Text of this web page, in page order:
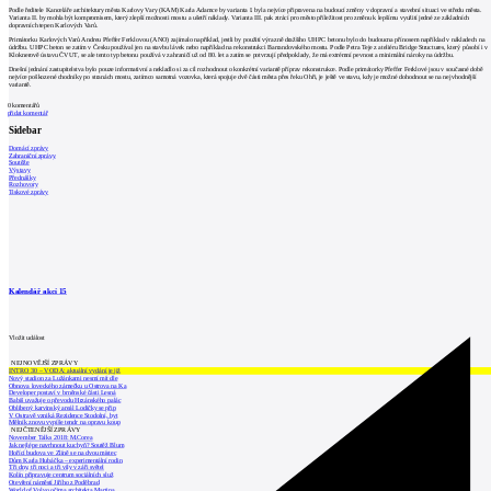
Podle ředitele Kanceláře architektury města Karlovy Vary (KAM) Karla Adamce by varianta I. byla nejvíce připravena na budoucí změny v dopravní a stavební situaci ve středu města.
Varianta II. by mohla být kompromisem, který zlepší možnosti mostu a ušetří náklady. Varianta III. pak ztrácí pro město příležitost pro změnu k lepšímu využití jedné ze základních
dopravních tepen Karlových Varů.
Primátorku Karlových Varů Andreu Pfeffer Ferklovou (ANO) zajímalo například, jestli by použití výrazně dražšího UHPC betonu bylo do budoucna přínosem například v nákladech na
údržbu. UHPC beton se zatím v Česku používal jen na stavbu lávek nebo například na rekonstrukci Barrandovského mostu. Podle Petra Teje z ateliéru Bridge Structures, který působí i v
Kloknerově ústavu ČVUT, se ale tento typ betonu používá v zahraničí už od 80. let a zatím se potvrzují předpoklady, že má extrémní pevnost a minimální nároky na údržbu.
Dnešní jednání zastupitelstva bylo pouze informativní a nekladlo si za cíl rozhodnout o konkrétní variantě příprav rekonstrukce. Podle primátorky Pfeffer Ferklové jsou v současné době
nejvíce poškozené chodníky po stranách mostu, zatímco samotná vozovka, která spojuje dvě části města přes řeku Ohři, je ještě ve stavu, kdy je možné dohodnout se na nejvhodnější
variantě.
0komentářů
přidat komentář
Sidebar
Domácí zprávy
Zahraniční zprávy
Soutěže
Výstavy
Přednášky
Rozhovory
Tiskové zprávy
Kalendář akcí 15
Vložit událost
NEJNOVĚJŠÍ ZPRÁVY
INTRO 30 – VODA: aktuální vydání je již
Nový stadion za Lužánkami nesmí mít dle
Obnova loveckého zámečku u Ostrova na Ka
Developer postaví v brněnské části Lesná
Babiš uvažuje o převodu Hrzánského palác
Oblíbený karvinský areál Lodičky se přip
V Ostravě vzniká Rezidence Stodolní, byt
Mělník znovu vypíše tendr na opravu koup
NEJČTENĚJŠÍ ZPRÁVY
November Talks 2018: M.Corea
Jak nejlépe navrhnout kuchyň? Soutěž Blum
Hořící budova ve Zlíně se na dvou místec
Dům Karla Hubáčka – experimentální rodin
Tři dny, tři noci a tři vily v záři světel
Kolín připravuje centrum sociálních služ
Otevření náměstí Jiřího z Poděbrad
World of Volvo očima architekta Martina